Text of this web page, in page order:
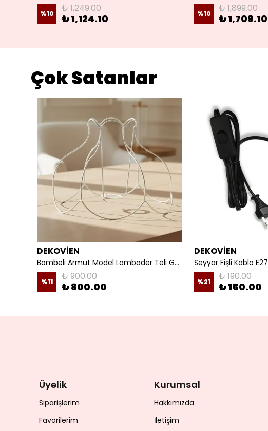
%10 ₺ 1,249.00
₺ 1,124.10 %10 ₺ 1,899.00
₺ 1,709.10
Çok Satanlar
DEKOVİEN
Bombeli Armut Model Lambader Teli Galvaniz
%11 ₺ 900.00
₺ 800.00
DEKOVİEN
%21 ₺ 190.00
₺ 150.00
Üyelik
Siparişlerim
Favorilerim
Kurumsal
Hakkımızda
İletişim